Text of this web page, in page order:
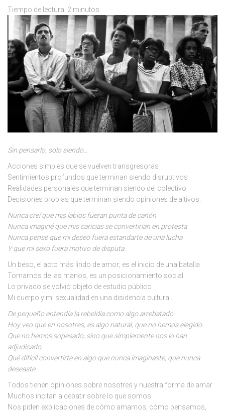
Tiempo de lectura: 2 minutos
Sin pensarlo, solo siendo…
Acciones simples que se vuelven transgresoras
Sentimientos profundos que terminan siendo disruptivos
Realidades personales que terminan siendo del colectivo
Decisiones propias que terminan siendo opiniones de altivos.
Nunca creí que mis labios fueran punta de cañón
Nunca imaginé que mis caricias se convertirían en protesta
Nunca pensé que mi deseo fuera estandarte de una lucha
Y que mi sexo fuera motivo de disputa.
Un beso, el acto más lindo de amor; es el inicio de una batalla
Tomarnos de las manos, es un posicionamiento social
Lo privado se volvió objeto de estudio público
Mi cuerpo y mi sexualidad en una disidencia cultural.
De pequeño entendía la rebeldía como algo arrebatado
Hoy veo que en nosotres, es algo natural, que no hemos elegido
Que no hemos sopesado, sino que simplemente nos lo han
adjudicado.
Qué difícil convertirte en algo que nunca imaginaste, que nunca
deseaste.
Todos tienen opiniones sobre nosotres y nuestra forma de amar
Muchos incitan a debatir sobre lo que somos
Nos piden explicaciones de cómo amamos, cómo pensamos,